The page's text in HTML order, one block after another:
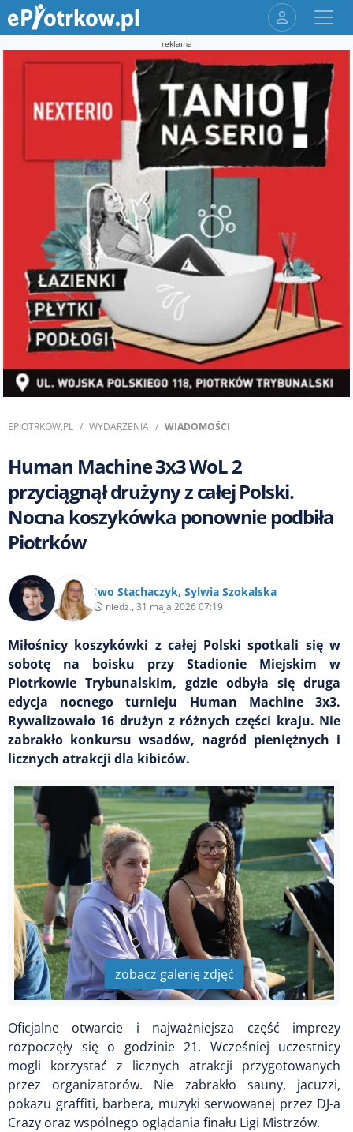
reklama
EPIOTRKOW.PL WYDARZENIA WIADOMOŚCI
Human Machine 3x3 WoL 2
przyciągnął drużyny z całej Polski.
Nocna koszykówka ponownie podbiła
Piotrków
Iwo Stachaczyk, Sylwia Szokalska
niedz., 31 maja 2026 07:19
Miłośnicy koszykówki z całej Polski spotkali się w
sobotę na boisku przy Stadionie Miejskim w
Piotrkowie Trybunalskim, gdzie odbyła się druga
edycja nocnego turnieju Human Machine 3x3.
Rywalizowało 16 drużyn z różnych części kraju. Nie
zabrakło konkursu wsadów, nagród pieniężnych i
licznych atrakcji dla kibiców.
zobacz galerię zdjęć
Oficjalne otwarcie i najważniejsza część imprezy
rozpoczęły się o godzinie 21. Wcześniej uczestnicy
mogli korzystać z licznych atrakcji przygotowanych
przez organizatorów. Nie zabrakło sauny, jacuzzi,
pokazu graffiti, barbera, muzyki serwowanej przez DJ-a
Crazy oraz wspólnego oglądania finału Ligi Mistrzów.